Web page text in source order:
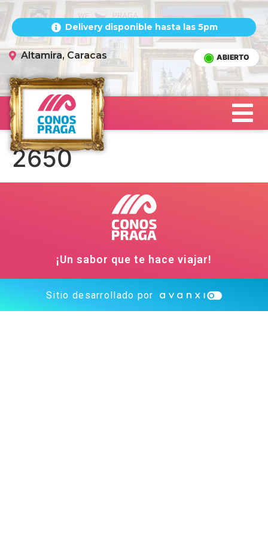
Delivery disponible hasta las 5pm
Altamira, Caracas ABIERTO
2650
¡Un sabor que te hace viajar!
Sitio desarrollado por